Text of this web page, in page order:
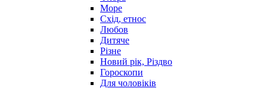
Море
Схід, етнос
Любов
Дитяче
Різне
Новий рік, Різдво
Гороскопи
Для чоловіків